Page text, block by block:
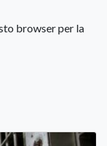
browser per la